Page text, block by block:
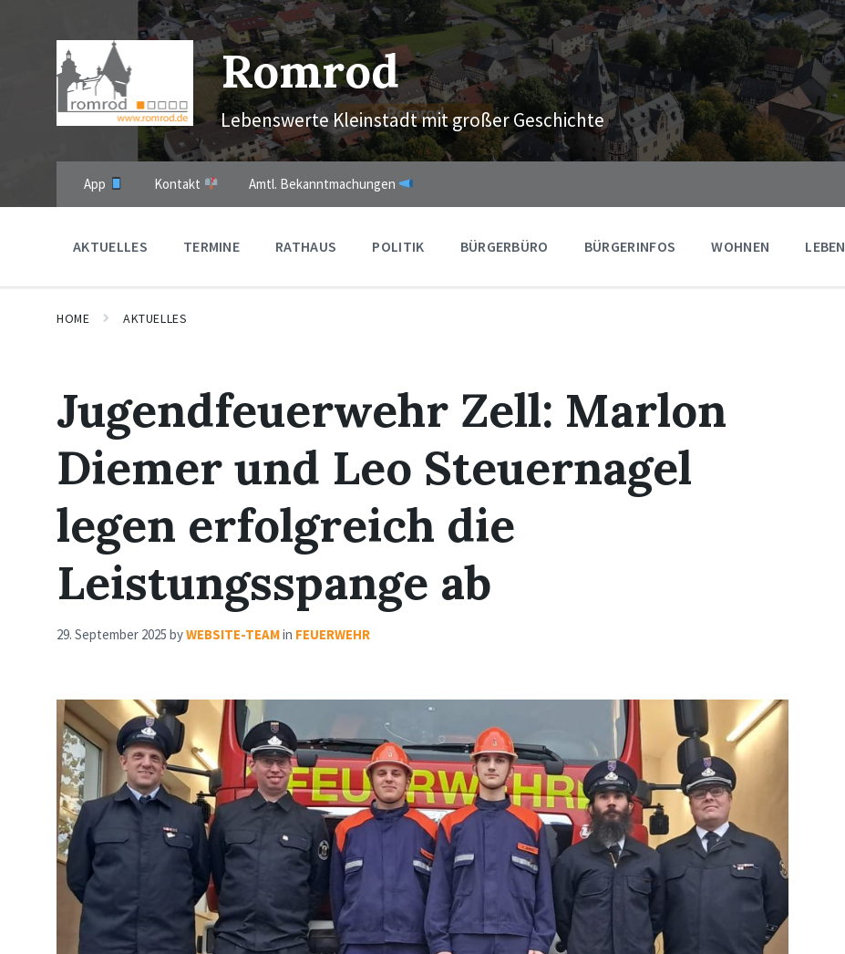
navigation
Romrod
Lebenswerte Kleinstadt mit großer Geschichte
App Kontakt Amtl. Bekanntmachungen
AKTUELLES TERMINE RATHAUS POLITIK BÜRGERBÜRO BÜRGERINFOS WOHNEN LEBEN
HOME AKTUELLES
Jugendfeuerwehr Zell: Marlon
Diemer und Leo Steuernagel
legen erfolgreich die
Leistungsspange ab
29. September 2025 byWEBSITE-TEAMin FEUERWEHR